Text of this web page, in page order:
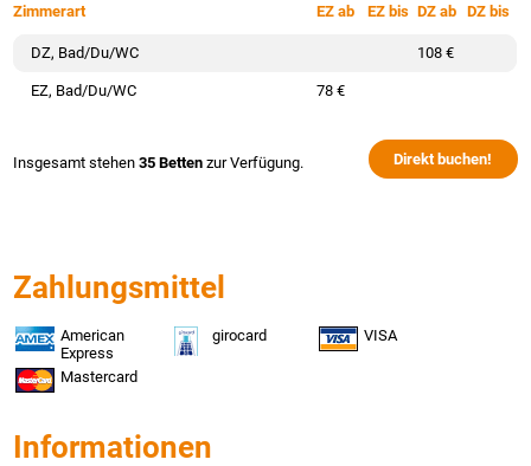
Zimmerart EZ ab EZ bis DZ ab DZ bis
DZ, Bad/Du/WC 108 €
EZ, Bad/Du/WC 78 €
Insgesamt stehen35 Betten zur Verfügung. Direkt buchen!
Zahlungsmittel
American
Express
girocard VISA
Mastercard
Informationen